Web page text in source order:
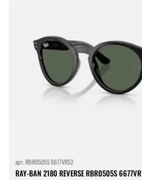
арт.RBR0505S 6677VR52
RAY-BAN 2180 REVERSE RBR0505S 6677VR